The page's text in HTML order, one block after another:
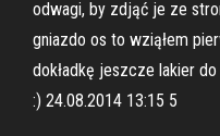
odwagi, by zdjąć je ze
gniazdo os to wziąłem
dokładkę jeszcze lakier
:) 24.08.2014 13:15 5